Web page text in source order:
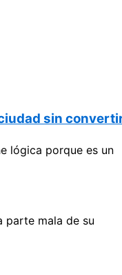
sin
lógica porque es un
parte mala de su